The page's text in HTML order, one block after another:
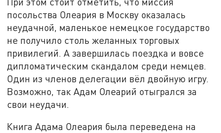
посольства Олеария в Москву оказалась
неудачной, маленькое немецкое государство
не получило столь желанных торговых
привилегий. А завершилась поездка и вовсе
дипломатическим скандалом среди немцев.
Один из членов делегации вёл двойную игру.
Возможно, так Адам Олеарий отыгрался за
свои неудачи.
Книга Адама Олеария была переведена на